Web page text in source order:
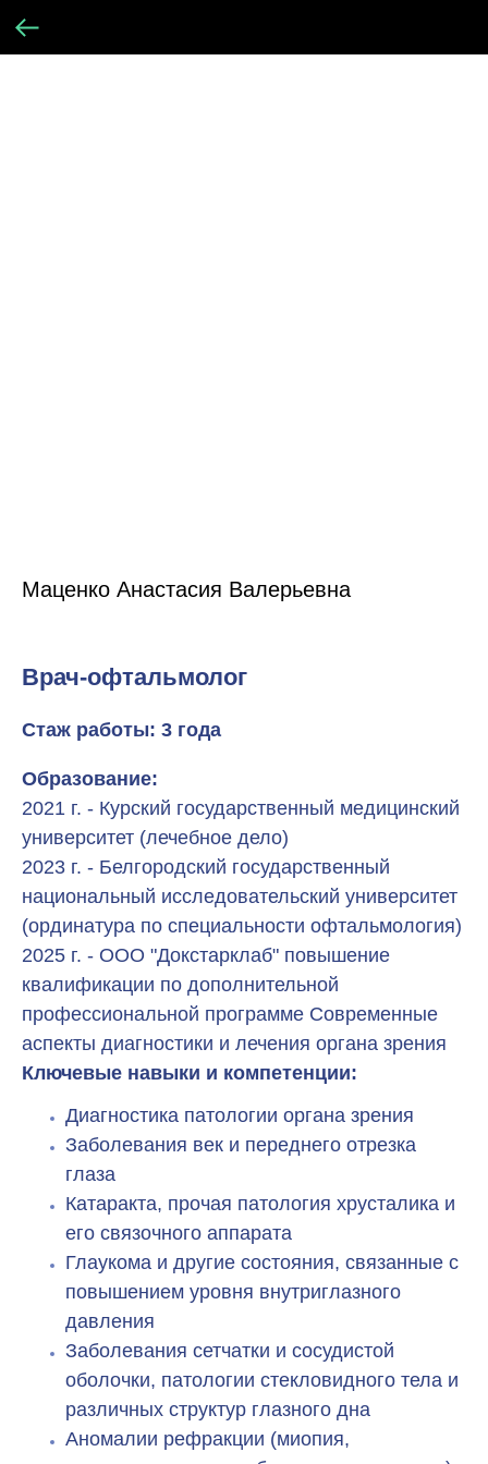
Маценко Анастасия Валерьевна
Врач-офтальмолог
Стаж работы: 3 года
Образование:
2021 г. - Курский государственный медицинский
университет (лечебное дело)
2023 г. - Белгородский государственный
национальный исследовательский университет
(ординатура по специальности офтальмология)
2025 г. - ООО "Докстарклаб" повышение
квалификации по дополнительной
профессиональной программе Современные
аспекты диагностики и лечения органа зрения
Ключевые навыки и компетенции:
Диагностика патологии органа зрения
Заболевания век и переднего отрезка
глаза
Катаракта, прочая патология хрусталика и
его связочного аппарата
Глаукома и другие состояния, связанные с
повышением уровня внутриглазного
давления
Заболевания сетчатки и сосудистой
оболочки, патологии стекловидного тела и
различных структур глазного дна
Аномалии рефракции (миопия,